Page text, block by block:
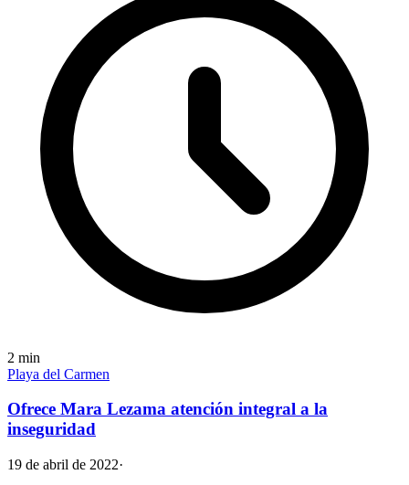
2 min
Playa del Carmen
Ofrece Mara Lezama atención integral a la
inseguridad
19 de abril de 2022·